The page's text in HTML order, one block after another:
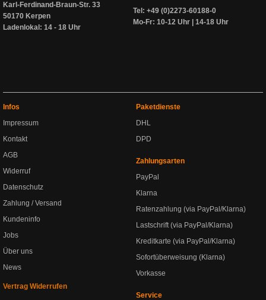
Karl-Ferdinand-Braun-Str. 33
50170 Kerpen
Ladenlokal: 14 - 18 Uhr
Tel: +49 (0)2273-60188-0
Mo-Fr: 10-12 Uhr | 14-18 Uhr
Infos
Impressum
Kontakt
AGB
Widerruf
Datenschutz
Zahlung / Versand
Kundeninfo
Jobs
Über uns
News
Vertrag Widerrufen
Paketdienste
DHL
DPD
Zahlungsarten
PayPal
Klarna
Ratenzahlung (via PayPal/Klarna)
Lastschrift (via PayPal/Klarna)
Kreditkarte (via PayPal/Klarna)
Sofortüberweisung (Klarna)
Vorkasse
Service